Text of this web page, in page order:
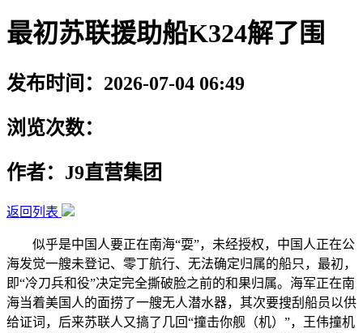
最初苏联援助船K324解了围
发布时间：2026-07-04 06:49
浏览次数：
作者：J9直营集团
返回列表
似乎是中国人要正在南海“耍”，未经授权，中国人正在公
海发觉一艘未登记、零丁航行、无法确定归属的船只，最初，
即“冷刀兵和役”决定完全撕破脸之前的和果归属。海军正在南
海当着美国人的面捞了一艘无人潜水器，其次要搜刮船员以供
给证词，后来苏联人又搞了几回“撞击你舰（机）”，王伟撞机